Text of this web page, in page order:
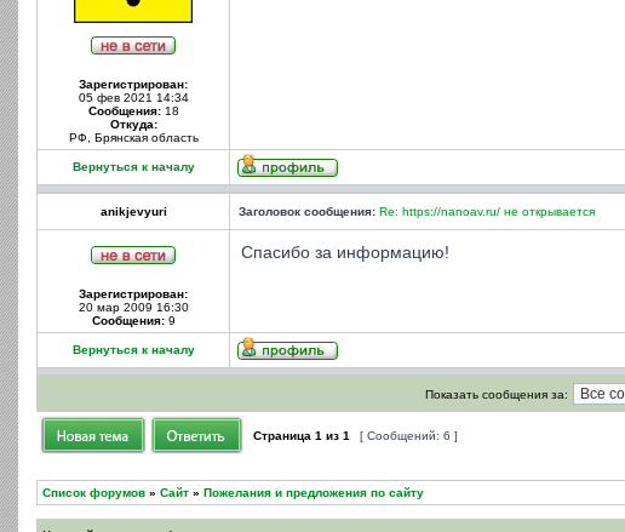
Зарегистрирован:
05 фев 2021 14:34
Сообщения:18
Откуда:
РФ, Брянская область
Вернуться к началу
anikjevyuri Заголовок сообщения: Re: https://nanoav.ru/ не открывается
Зарегистрирован:
20 мар 2009 16:30
Сообщения:9
Спасибо за информацию!
Вернуться к началу
Показать сообщения за:
Страница 1 из 1 [ Сообщений: 6 ]
Список форумов » Сайт » Пожелания и предложения по сайту